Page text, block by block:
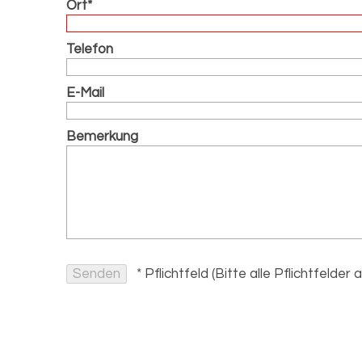
Ort*
Telefon
E-Mail
Bemerkung
* Pflichtfeld (Bitte alle Pflichtfelder